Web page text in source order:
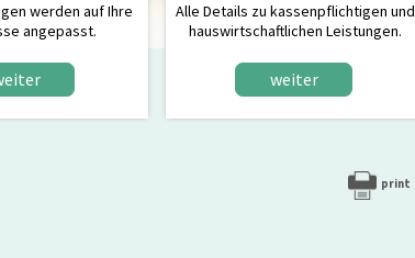
werden auf Ihre
angepasst.
Alle Details zu kassenpflichtigen und
hauswirtschaftlichen Leistungen.
weiter
print